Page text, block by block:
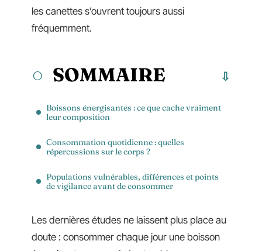
les canettes s’ouvrent toujours aussi
fréquemment.
SOMMAIRE
Boissons énergisantes : ce que cache vraiment
leur composition
Consommation quotidienne : quelles
répercussions sur le corps ?
Populations vulnérables, différences et points
de vigilance avant de consommer
Les dernières études ne laissent plus place au
doute : consommer chaque jour une boisson